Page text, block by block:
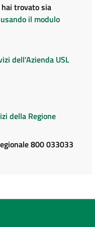
trovato sia
usando il modulo
dell'Azienda USL
della Regione
800 033033